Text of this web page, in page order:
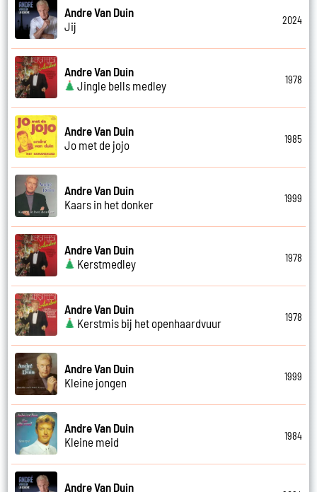
Andre Van Duin
Jij
2024
Andre Van Duin
Jingle bells medley
1978
Andre Van Duin
Jo met de jojo
1985
Andre Van Duin
Kaars in het donker
1999
Andre Van Duin
Kerstmedley
1978
Andre Van Duin
Kerstmis bij het openhaardvuur
1978
Andre Van Duin
Kleine jongen
1999
Andre Van Duin
Kleine meid
1984
Andre Van Duin